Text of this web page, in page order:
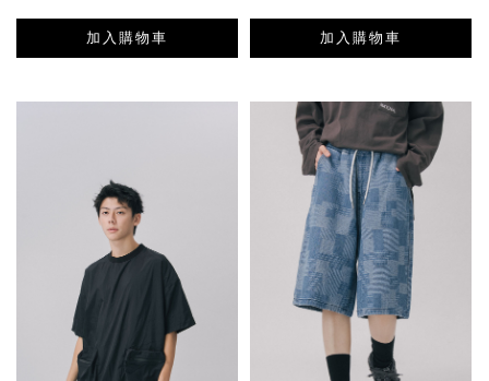
加入購物車 加入購物車